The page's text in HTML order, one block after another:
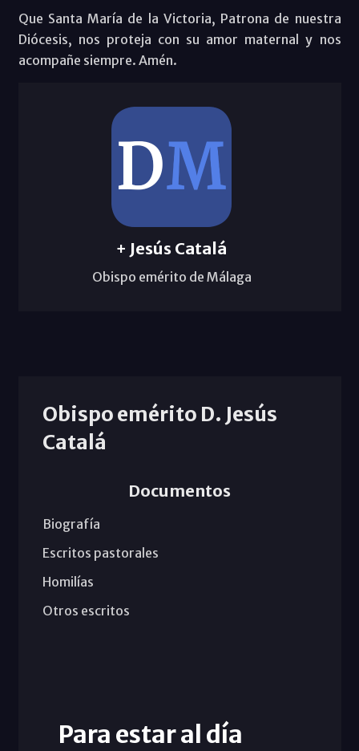
Que Santa María de la Victoria, Patrona de nuestra
Diócesis, nos proteja con su amor maternal y nos
acompañe siempre. Amén.
+ Jesús Catalá
Obispo emérito de Málaga
Obispo emérito D. Jesús
Catalá
Documentos
Biografía
Escritos pastorales
Homilías
Otros escritos
Para estar al día